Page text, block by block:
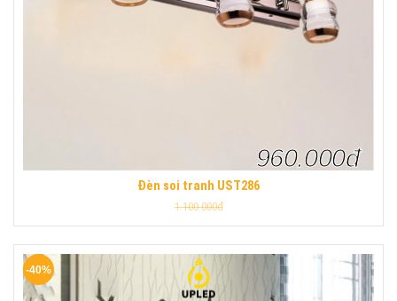
Đèn soi tranh UST286
960.000đ
1.100.000đ
-40%